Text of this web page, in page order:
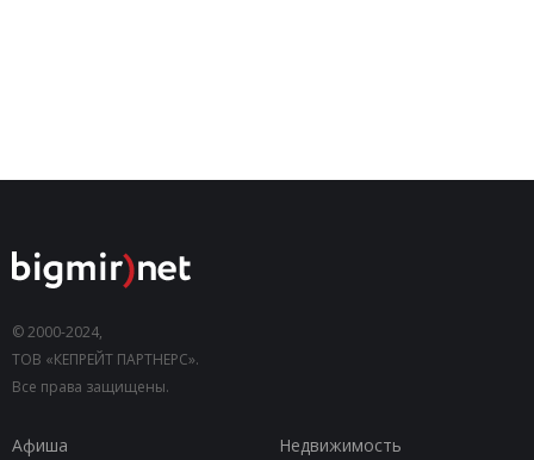
© 2000-2024,
ТОВ «КЕПРЕЙТ ПАРТНЕРС».
Все права защищены.
Афиша
Недвижимость